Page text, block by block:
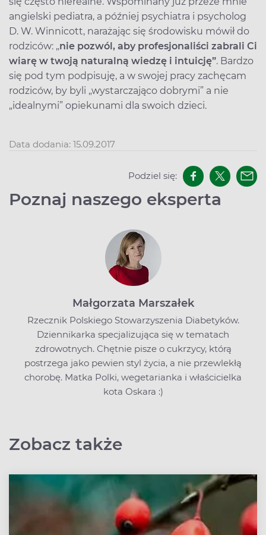
angielski pediatra, a później psychiatra i psycholog
D. W. Winnicott, narażając się środowisku mówił do
rodziców: „nie pozwól, aby profesjonaliści zabrali Ci
wiarę w twoją naturalną wiedzę i intuicję”. Bardzo
się pod tym podpisuję, a w swojej pracy zachęcam
rodziców, by byli „wystarczająco dobrymi” a nie
„idealnymi” opiekunami dla swoich dzieci.
Data dodania: 15.09.2017
Podziel się:
Poznaj naszego eksperta
Małgorzata Marszałek
Rzecznik Polskiego Stowarzyszenia Diabetyków.
Dziennikarka specjalizująca się w tematach
zdrowotnych. Chętnie pisze o cukrzycy, którą
postrzega jako pewien styl życia, a nie przewlekłą
chorobę. Matka Polki, wegetarianka i właścicielka
kota Oskara :)
Zobacz także